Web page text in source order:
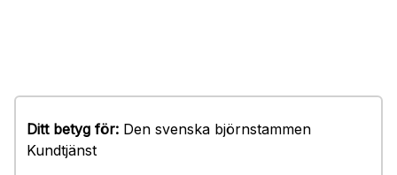
Ditt betyg för: Den svenska björnstammen
Kundtjänst